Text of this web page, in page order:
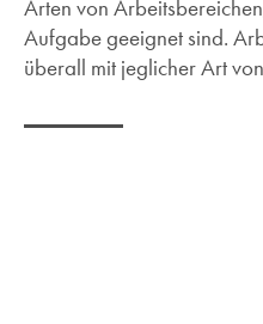
Arten von
Aufgabe geeignet sind.
überall mit jeglicher Art